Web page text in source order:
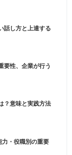
話し方と上達する
要性、企業が行う
？意味と実践方法
・役職別の重要